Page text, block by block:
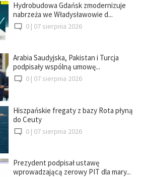
Hydrobudowa Gdańsk zmodernizuje
nabrzeża we Władysławowie d...
0 | 07 sierpnia 2026
Arabia Saudyjska, Pakistan i Turcja
podpisały wspólną umowę...
0 | 07 sierpnia 2026
Hiszpańskie fregaty z bazy Rota płyną
do Ceuty
0 | 07 sierpnia 2026
Prezydent podpisał ustawę
wprowadzającą zerowy PIT dla mary...